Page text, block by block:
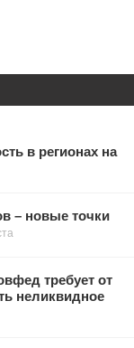
в регионах на
– новые точки
требует от
неликвидное